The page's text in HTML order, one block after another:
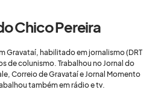
Chico Pereira
Gravataí, habilitado em jornalismo (DRT
de colunismo. Trabalhou no Jornal do
Correio de Gravataí e Jornal Momento
também em rádio e tv.